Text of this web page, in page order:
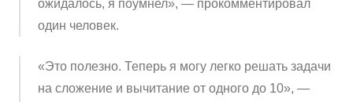
ожидалось, я поумнел», — прокомментировал
один человек.
«Это полезно. Теперь я могу легко решать задачи
на сложение и вычитание от одного до 10», —